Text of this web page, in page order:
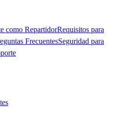
como RepartidorRequisitos para
FrecuentesSeguridad para